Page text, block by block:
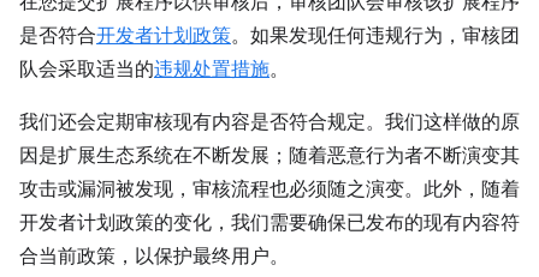
是否符合开发者计划政策。如果发现任何违规行为，审核团
队会采取适当的违规处置措施。
我们还会定期审核现有内容是否符合规定。我们这样做的原
因是扩展生态系统在不断发展；随着恶意行为者不断演变其
攻击或漏洞被发现，审核流程也必须随之演变。此外，随着
开发者计划政策的变化，我们需要确保已发布的现有内容符
合当前政策，以保护最终用户。